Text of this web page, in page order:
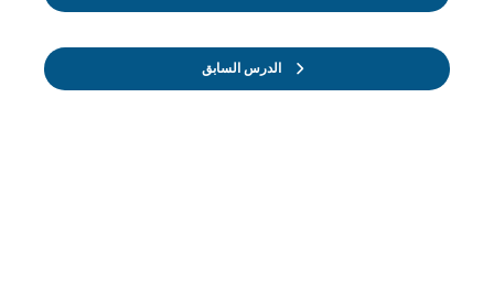
الدرس السابق